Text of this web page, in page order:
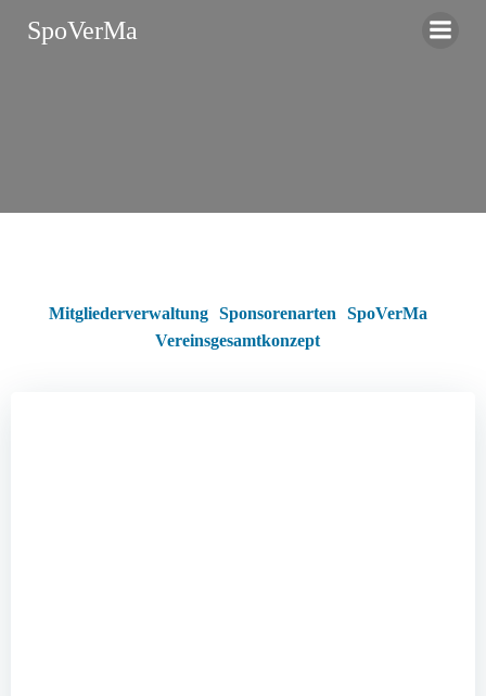
SpoVerMa
Mitgliederverwaltung Sponsorenarten
SpoVerMa
Vereinsgesamtkonzept